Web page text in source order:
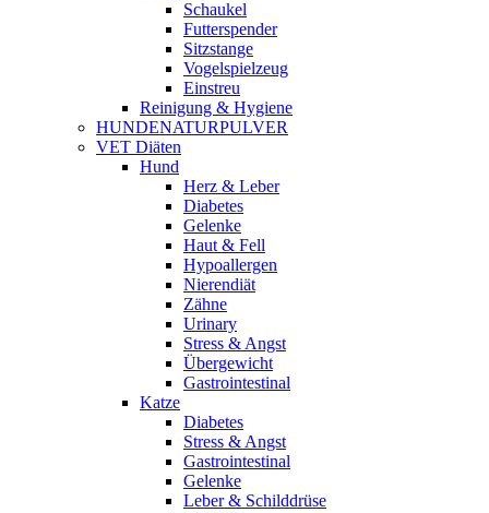
Schaukel
Futterspender
Sitzstange
Vogelspielzeug
Einstreu
Reinigung & Hygiene
HUNDENATURPULVER
VET Diäten
Hund
Herz & Leber
Diabetes
Gelenke
Haut & Fell
Hypoallergen
Nierendiät
Zähne
Urinary
Stress & Angst
Übergewicht
Gastrointestinal
Katze
Diabetes
Stress & Angst
Gastrointestinal
Gelenke
Leber & Schilddrüse